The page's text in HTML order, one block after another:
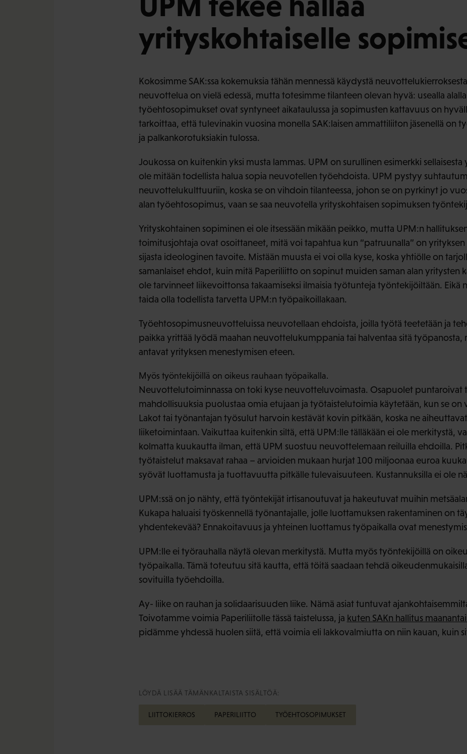
yrityskohtaiselle
Kokosimme SAK:ssa kokemuksia tähän mennessä käydystä
neuvottelua on vielä edessä, mutta totesimme tilanteen olevan hyvä: usealla alalla
työehtosopimukset ovat syntyneet aikataulussa ja sopimusten kattavuus on
tarkoittaa, että tulevinakin vuosina monella SAK:laisen ammattiliiton jäsenellä on
ja palkankorotuksiakin tulossa.
Joukossa on kuitenkin yksi musta lammas. UPM on surullinen esimerkki sellaisesta
ole mitään todellista halua sopia neuvotellen työehdoista. UPM pystyy
neuvottelukulttuuriin, koska se on vihdoin tilanteessa, johon se on pyrkinyt jo
alan työehtosopimus, vaan se saa neuvotella yrityskohtaisen sopimuksen
Yrityskohtainen sopiminen ei ole itsessään mikään peikko, mutta UPM:n
toimitusjohtaja ovat osoittaneet, mitä voi tapahtua kun “patruunalla” on
sijasta ideologinen tavoite. Mistään muusta ei voi olla kyse, koska yhtiölle on
samanlaiset ehdot, kuin mitä Paperiliitto on sopinut muiden saman alan yritysten
ole tarvinneet liikevoittonsa takaamiseksi ilmaisia työtunteja työntekijöiltään. Eikä
taida olla todellista tarvetta UPM:n työpaikoillakaan.
Työehtosopimusneuvotteluissa neuvotellaan ehdoista, joilla työtä teetetään ja
paikka yrittää lyödä maahan neuvottelukumppania tai halventaa sitä työpanosta,
antavat yrityksen menestymisen eteen.
Myös työntekijöillä on oikeus rauhaan työpaikalla.
Neuvottelutoiminnassa on toki kyse neuvotteluvoimasta. Osapuolet puntaroivat
mahdollisuuksia puolustaa omia etujaan ja työtaistelutoimia käytetään, kun se on
Lakot tai työnantajan työsulut harvoin kestävät kovin pitkään, koska ne
liiketoimintaan. Vaikuttaa kuitenkin siltä, että UPM:lle tälläkään ei ole merkitystä,
kolmatta kuukautta ilman, että UPM suostuu neuvottelemaan reiluilla ehdoilla.
työtaistelut maksavat rahaa – arvioiden mukaan hurjat 100 miljoonaa euroa
syövät luottamusta ja tuottavuutta pitkälle tulevaisuuteen. Kustannuksilla ei ole
UPM:ssä on jo nähty, että työntekijät irtisanoutuvat ja hakeutuvat muihin
Kukapa haluaisi työskennellä työnantajalle, jolle luottamuksen rakentaminen on
yhdentekevää? Ennakoitavuus ja yhteinen luottamus työpaikalla ovat
UPM:lle ei työrauhalla näytä olevan merkitystä. Mutta myös työntekijöillä on
työpaikalla. Tämä toteutuu sitä kautta, että töitä saadaan tehdä
sovituilla työehdoilla.
Ay- liike on rauhan ja solidaarisuuden liike. Nämä asiat tuntuvat
Toivotamme voimia Paperiliitolle tässä taistelussa, ja kuten SAKn hallitus
pidämme yhdessä huolen siitä, että voimia eli lakkovalmiutta on niin kauan, kuin
LÖYDÄ LISÄÄ TÄMÄNKALTAISTA SISÄLTÖÄ:
LIITTOKIERROS PAPERILIITTO TYÖEHTOSOPIMUKSET